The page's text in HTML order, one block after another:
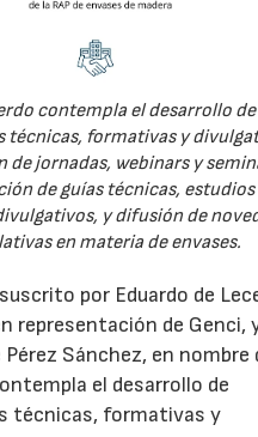
contempla el desarrollo de
técnicas, formativas y
de jornadas, webinars y
de guías técnicas, estudios
y difusión de
en materia de envases.
por Eduardo de
representación de Genci,
Sánchez, en nombre
el desarrollo de
técnicas, formativas y